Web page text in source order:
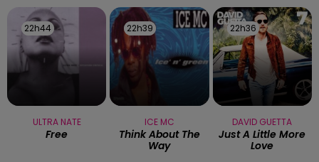
22h44
22h44
ULTRA NATE
Free
22h39
22h39
ICE MC
Think About The
Way
22h36
22h36
DAVID GUETTA
Just A Little More
Love